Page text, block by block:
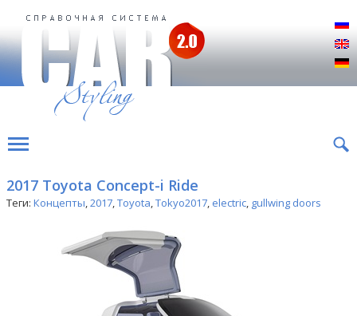
2017 Toyota Concept-i Ride
Теги: Концепты,2017,Toyota,Tokyo2017, electric, gullwing doors